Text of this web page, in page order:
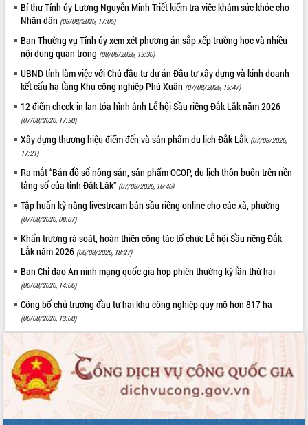
Bí thư Tỉnh ủy Lương Nguyễn Minh Triết kiểm tra việc khám sức khỏe cho
Nhân dân (08/08/2026, 17:05)
Ban Thường vụ Tỉnh ủy xem xét phương án sắp xếp trường học và nhiều
nội dung quan trọng (08/08/2026, 13:30)
UBND tỉnh làm việc với Chủ đầu tư dự án Đầu tư xây dựng và kinh doanh
kết cấu hạ tầng Khu công nghiệp Phú Xuân (07/08/2026, 19:47)
12 điểm check-in lan tỏa hình ảnh Lễ hội Sầu riêng Đắk Lắk năm 2026
(07/08/2026, 17:30)
Xây dựng thương hiệu điểm đến và sản phẩm du lịch Đắk Lắk (07/08/2026,
17:21)
Ra mắt “Bản đồ số nông sản, sản phẩm OCOP, du lịch thôn buôn trên nền
tảng số của tỉnh Đắk Lắk” (07/08/2026, 16:46)
Tập huấn kỹ năng livestream bán sầu riêng online cho các xã, phường
(07/08/2026, 09:07)
Khẩn trương rà soát, hoàn thiện công tác tổ chức Lễ hội Sầu riêng Đắk
Lắk năm 2026 (06/08/2026, 18:27)
Ban Chỉ đạo An ninh mạng quốc gia họp phiên thường kỳ lần thứ hai
(06/08/2026, 14:06)
Công bố chủ trương đầu tư hai khu công nghiệp quy mô hơn 817 ha
(06/08/2026, 13:00)